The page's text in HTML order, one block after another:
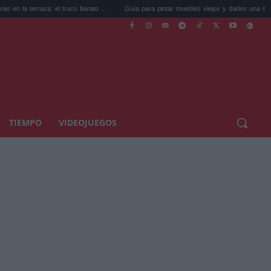
el truco barato ... Guía para pintar muebles viejos y darles una segun... La
TIEMPO VIDEOJUEGOS